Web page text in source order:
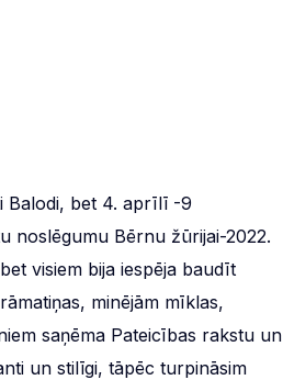
Balodi, bet 4. aprīlī -9
noslēgumu Bērnu žūrijai-2022.
visiem bija iespēja baudīt
minējām mīklas,
saņēma Pateicības rakstu un
un stilīgi, tāpēc turpināsim